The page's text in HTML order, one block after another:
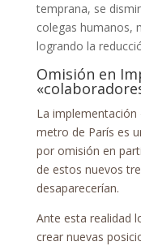
temprana, se
colegas humanos,
logrando la
Omisión en
La
metro de París es
por omisión en
de estos nuevos
desaparecerían.
Ante esta realidad
crear nuevas